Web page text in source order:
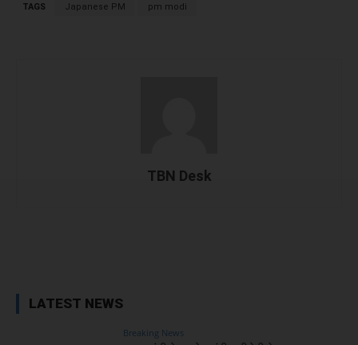
TAGS Japanese PM pm modi
TBN Desk
LATEST NEWS
Breaking News